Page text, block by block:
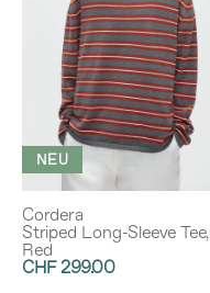
NEU
Cordera
Striped Long-Sleeve Tee,
Red
CHF 299.00